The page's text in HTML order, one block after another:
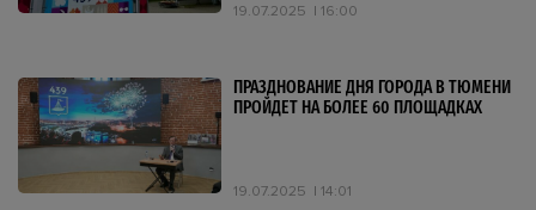
19.07.2025 16:00
ПРАЗДНОВАНИЕ ДНЯ ГОРОДА В ТЮМЕНИ
ПРОЙДЕТ НА БОЛЕЕ 60 ПЛОЩАДКАХ
19.07.2025 14:01